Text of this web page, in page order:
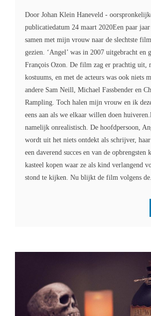
Door Johan Klein Haneveld -
publicatiedatum 24 maart 2020Een paar
samen met mijn vrouw naar de slechtste
gezien. ‘Angel’ was in 2007 uitgebracht en
François Ozon. De film zag er prachtig uit,
kostuums, en met de acteurs was ook niets
andere Sam Neill, Michael Fassbender en
Rampling. Toch halen mijn vrouw en ik
eens aan als we elkaar willen doen
namelijk onrealistisch. De hoofdpersoon,
wordt uit het niets ontdekt als schrijver,
een daverend succes en van de opbrengsten
kasteel kopen waar ze als kind verlangend
stond te kijken. Nu blijkt de film volgens